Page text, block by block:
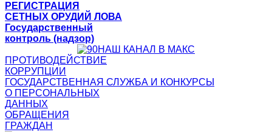
РЕГИСТРАЦИЯ
СЕТНЫХ ОРУДИЙ ЛОВА
Государственный
контроль (надзор)
НАШ КАНАЛ В МАКС
ПРОТИВОДЕЙСТВИЕ
КОРРУПЦИИ
ГОСУДАРСТВЕННАЯ СЛУЖБА И КОНКУРСЫ
О ПЕРСОНАЛЬНЫХ
ДАННЫХ
ОБРАЩЕНИЯ
ГРАЖДАН